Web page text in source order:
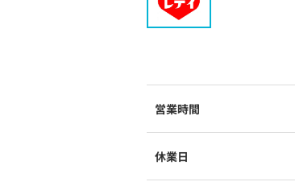
営業時間
休業日